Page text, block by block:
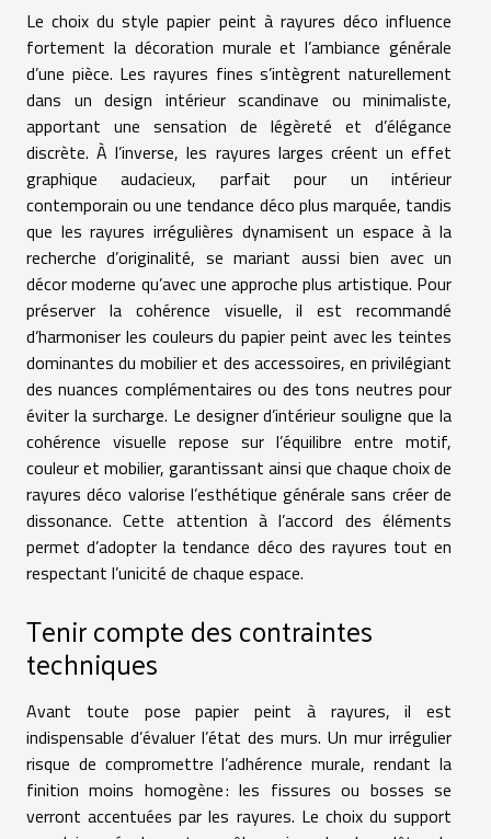
Le choix du style papier peint à rayures déco influence
fortement la décoration murale et l’ambiance générale
d’une pièce. Les rayures fines s’intègrent naturellement
dans un design intérieur scandinave ou minimaliste,
apportant une sensation de légèreté et d’élégance
discrète. À l’inverse, les rayures larges créent un effet
graphique audacieux, parfait pour un intérieur
contemporain ou une tendance déco plus marquée, tandis
que les rayures irrégulières dynamisent un espace à la
recherche d’originalité, se mariant aussi bien avec un
décor moderne qu’avec une approche plus artistique. Pour
préserver la cohérence visuelle, il est recommandé
d’harmoniser les couleurs du papier peint avec les teintes
dominantes du mobilier et des accessoires, en privilégiant
des nuances complémentaires ou des tons neutres pour
éviter la surcharge. Le designer d’intérieur souligne que la
cohérence visuelle repose sur l’équilibre entre motif,
couleur et mobilier, garantissant ainsi que chaque choix de
rayures déco valorise l’esthétique générale sans créer de
dissonance. Cette attention à l’accord des éléments
permet d’adopter la tendance déco des rayures tout en
respectant l’unicité de chaque espace.
Tenir compte des contraintes
techniques
Avant toute pose papier peint à rayures, il est
indispensable d’évaluer l’état des murs. Un mur irrégulier
risque de compromettre l’adhérence murale, rendant la
finition moins homogène : les fissures ou bosses se
verront accentuées par les rayures. Le choix du support